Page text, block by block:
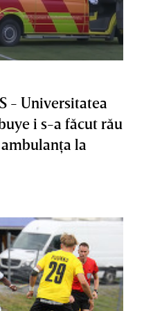
- Universitatea
i s-a făcut rău
la